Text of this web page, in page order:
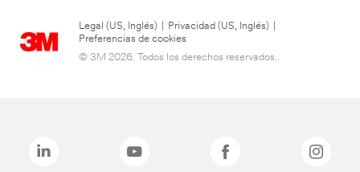
Legal (US, Inglés) Privacidad (US, Inglés)
Preferencias de cookies
© 3M 2026. Todos los derechos reservados..